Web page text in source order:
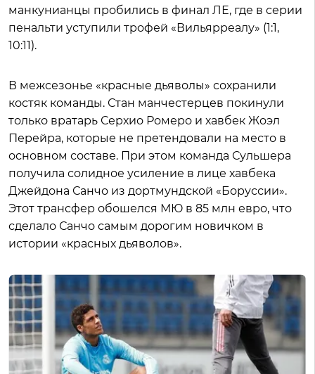
манкунианцы пробились в финал ЛЕ, где в серии
пенальти уступили трофей «Вильярреалу» (1:1,
10:11).
В межсезонье «красные дьяволы» сохранили
костяк команды. Стан манчестерцев покинули
только вратарь Серхио Ромеро и хавбек Жоэл
Перейра, которые не претендовали на место в
основном составе. При этом команда Сульшера
получила солидное усиление в лице хавбека
Джейдона Санчо из дортмундской «Боруссии».
Этот трансфер обошелся МЮ в 85 млн евро, что
сделало Санчо самым дорогим новичком в
истории «красных дьяволов».